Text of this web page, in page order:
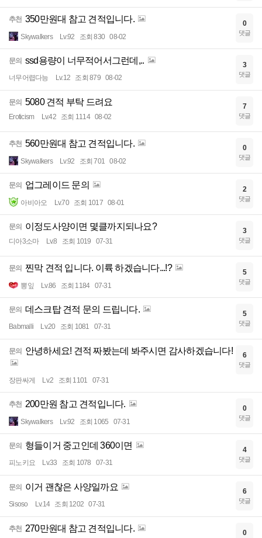
추천 350만원대 참고 견적입니다.
Skywalkers Lv.92 조회 830 08-02
0
댓글
문의 ssd용량이 너무적어서그런데,..
너무어렵다능 Lv.12 조회 879 08-02
3
댓글
문의 5080 견적 부탁 드려요
Eroticism Lv.42 조회 1114 08-02
7
댓글
추천 560만원대 참고 견적입니다.
Skywalkers Lv.92 조회 701 08-02
0
댓글
문의 업그레이드 문의
아비아오 Lv.70 조회 1017 08-01
2
댓글
문의 이정도사양이면 몇클까지되나요?
디아3소마 Lv.8 조회 1019 07-31
3
댓글
문의 찐막 견적 입니다. 이륙 하겠습니다...!?
뽕잎 Lv.86 조회 1184 07-31
5
댓글
문의 데스크탑 견적 문의 드립니다.
Babmalli Lv.20 조회 1081 07-31
5
댓글
문의 안녕하세요! 견적 짜봤는데 봐주시면 감사하겠습니다!
장판싸게 Lv.2 조회 1101 07-31
6
댓글
추천 200만원 참고 견적입니다.
Skywalkers Lv.92 조회 1065 07-31
0
댓글
문의 형들이거 중고인데 360이면
피노키요 Lv.33 조회 1078 07-31
4
댓글
문의 이거 괜찮은 사양일까요
Sisoso Lv.14 조회 1202 07-31
6
댓글
추천 270만원대 참고 견적입니다. 0